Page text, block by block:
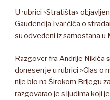
U rubrici »Stratišta«
Gaudencija Ivančića o
su odvedeni iz samostana u
Razgovor fra Andrije Nikića
donesen je u rubrici »Glas o
nije bio na Širokom Brijegu
razgovarao je s ljudima koji